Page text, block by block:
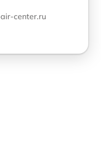
center.ru